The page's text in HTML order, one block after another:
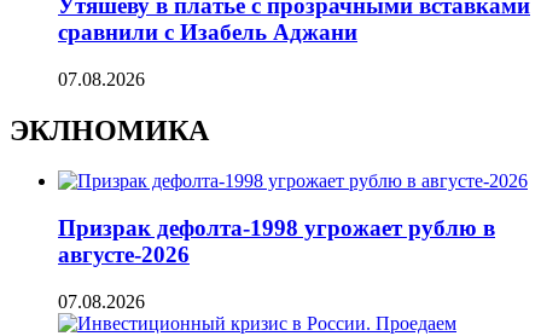
Утяшеву в платье с прозрачными вставками
сравнили с Изабель Аджани
07.08.2026
ЭКЛНОМИКА
Призрак дефолта-1998 угрожает рублю в
августе-2026
07.08.2026